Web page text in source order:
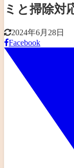
ミと掃除対
2024年6月28日
Facebook